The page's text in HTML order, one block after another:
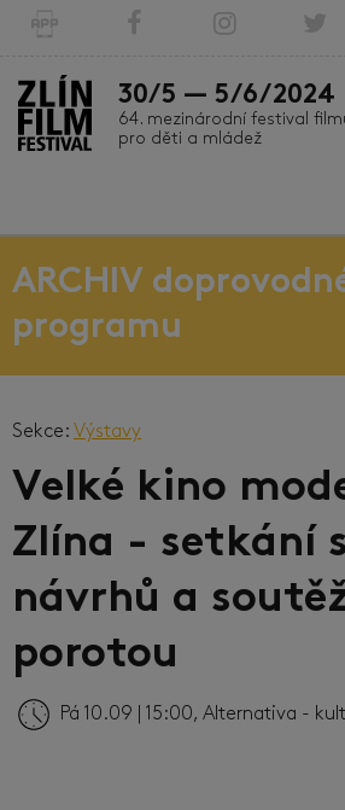
30/5 — 5/6/2024
64. mezinárodní festival
pro děti a mládež
ARCHIV
programu
Sekce: Výstavy
Velké kino
Zlína - setkání
návrhů a
porotou
Pá 10.09 | 15:00, Alternativa -